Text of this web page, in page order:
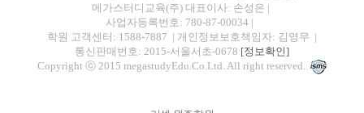
메가스터디교육(주) 대표이사: 손성은 |
사업자등록번호: 780-87-00034 |
학원 고객센터: 1588-7887 | 개인정보보호책임자: 김영무 |
통신판매번호: 2015-서울서초-0678 [정보확인]
Copyright ⓒ 2015 megastudyEdu.Co.Ltd. All right reserved.